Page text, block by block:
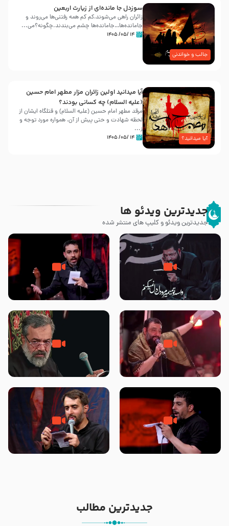
جالب و خواندنی
سوزدل جا مانده‌ای از زیارت اربعین
زائران راهی می‌شوند،کم‌ کم همه رفتنی‌ها می‌روند و
جامانده‌ها…جامانده‌ها چشم می‌بندند.چگونه؟می‌...
۱۴ /۰۵/ ۱۴۰۵
آیا میدانید؟
آیا میدانید اولین زائران مزار مطهر امام حسین
(علیه السلام) چه کسانی بودند؟
مرقد مطهر امام حسین (علیه السلام) و قتلگاه ایشان از
لحظه شهادت و حتی پیش از آن، همواره مورد توجه و
ز...
۱۴ /۰۵/ ۱۴۰۵
جدیدترین ویدئو ها
جدیدترین ویدئو و کلیپ های منتشر شده
مصداق کربلا – حاج حسین سیب
سرخی
شور ، حسینا! به‌ حق زهرا «أُنْظُرْ
إِلَینا» – عزاداری شب هفتم ماه
جانا جانا ابی عبدالله – کربلایی جواد
مقدم – شب هشتم محرم 1448 –
مادر منم مثل تو خمیدم – حاج
محمود کریمی – شهادت حضرت
هیئت رایة العباس علیه السلام
تک ، عبّاس، صاحب دل‌هاست –
حاج حنیف طاهری – عزاداری شب
من غلام نوکراتم من عاشق کربلاتم
– شور زمینه – شب هفتم – محرم
جدیدترین مطالب